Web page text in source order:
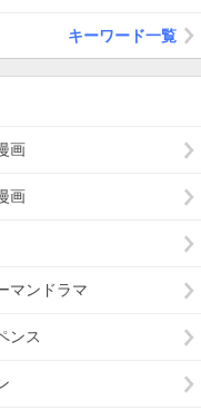
キーワード一覧
画
画
マンドラマ
ンス